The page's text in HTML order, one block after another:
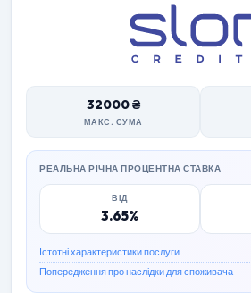
32000 ₴
МАКС. СУМА
РЕАЛЬНА РІЧНА ПРОЦЕНТНА СТАВКА
ВІД
3.65%
Істотні характеристики послуги
Попередження про наслідки для споживача